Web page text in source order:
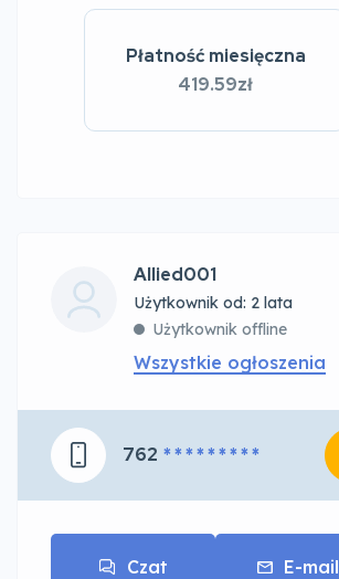
Płatność miesięczna
419.59zł
Allied001
Użytkownik od: 2 lata
Użytkownik offline
Wszystkie ogłoszenia
762 * * * * * * * * *
Czat E-mail